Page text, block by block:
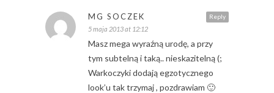
Reply
MG SOCZEK
5 maja 2013 at 12:12
Masz mega wyraźną urodę, a przy
tym subtelną i taką.. nieskazitelną (;
Warkoczyki dodają egzotycznego
look’u tak trzymaj , pozdrawiam 🙂